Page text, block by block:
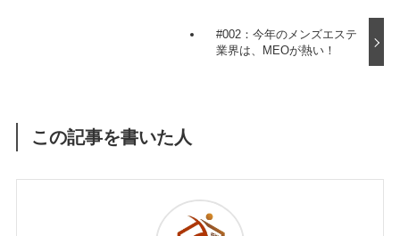
#002：今年のメンズエステ
業界は、MEOが熱い！
この記事を書いた人